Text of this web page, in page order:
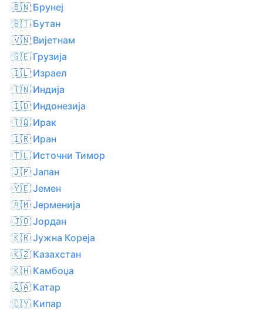
🇧🇳 Брунеј
🇧🇹 Бутан
🇻🇳 Вијетнам
🇬🇪 Грузија
🇮🇱 Израел
🇮🇳 Индија
🇮🇩 Индонезија
🇮🇶 Ирак
🇮🇷 Иран
🇹🇱 Источни Тимор
🇯🇵 Јапан
🇾🇪 Јемен
🇦🇲 Јерменија
🇯🇴 Јордан
🇰🇷 Јужна Кореја
🇰🇿 Казахстан
🇰🇭 Камбоџа
🇶🇦 Катар
🇨🇾 Кипар